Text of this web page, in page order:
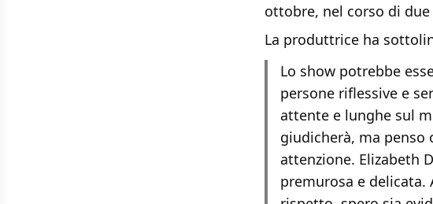
ottobre, nel corso di
La produttrice ha
Lo show potrebbe
persone riflessive e
attente e lunghe sul
giudicherà, ma penso
attenzione. Elizabeth
premurosa e delicata.